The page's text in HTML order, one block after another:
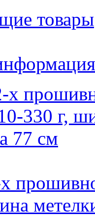
товары
х